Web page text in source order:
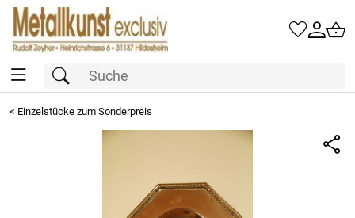
< Einzelstücke zum Sonderpreis